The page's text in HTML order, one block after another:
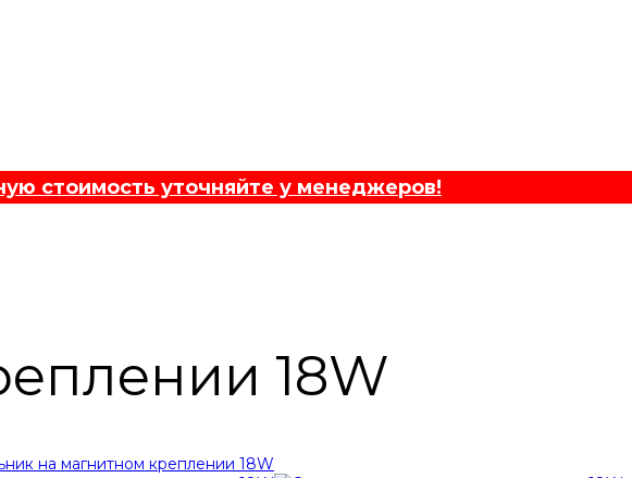
стоимость уточняйте у менеджеров!
18W